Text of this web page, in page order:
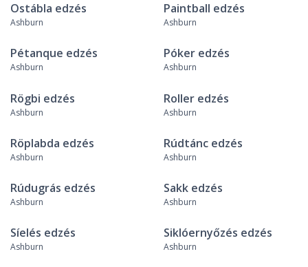
Ostábla edzés
Ashburn
Paintball edzés
Ashburn
Pétanque edzés
Ashburn
Póker edzés
Ashburn
Rögbi edzés
Ashburn
Roller edzés
Ashburn
Röplabda edzés
Ashburn
Rúdtánc edzés
Ashburn
Rúdugrás edzés
Ashburn
Sakk edzés
Ashburn
Síelés edzés
Ashburn
Siklóernyőzés edzés
Ashburn